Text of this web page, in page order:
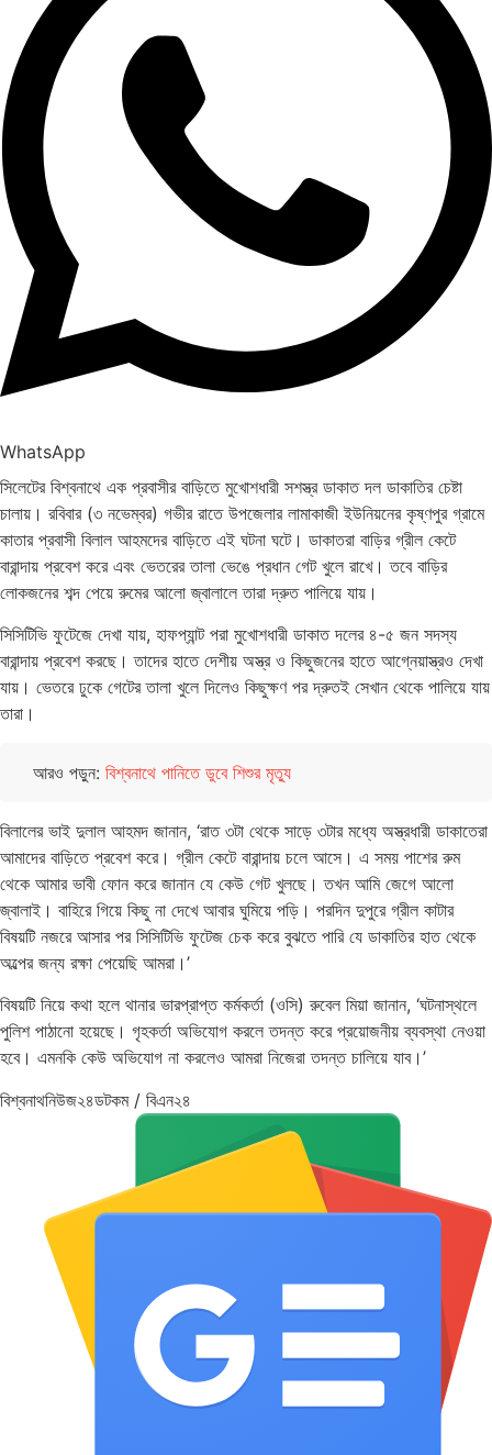
WhatsApp
সিলেটের বিশ্বনাথে এক প্রবাসীর বাড়িতে মুখোশধারী সশস্ত্র ডাকাত দল ডাকাতির চেষ্টা
চালায়। রবিবার (৩ নভেম্বর) গভীর রাতে উপজেলার লামাকাজী ইউনিয়নের কৃষ্ণপুর গ্রামে
কাতার প্রবাসী বিলাল আহমদের বাড়িতে এই ঘটনা ঘটে। ডাকাতরা বাড়ির গ্রীল কেটে
বারান্দায় প্রবেশ করে এবং ভেতরের তালা ভেঙে প্রধান গেট খুলে রাখে। তবে বাড়ির
লোকজনের শব্দ পেয়ে রুমের আলো জ্বালালে তারা দ্রুত পালিয়ে যায়।
সিসিটিভি ফুটেজে দেখা যায়, হাফপ্যান্ট পরা মুখোশধারী ডাকাত দলের ৪-৫ জন সদস্য
বারান্দায় প্রবেশ করছে। তাদের হাতে দেশীয় অস্ত্র ও কিছুজনের হাতে আগ্নেয়াস্ত্রও দেখা
যায়। ভেতরে ঢুকে গেটের তালা খুলে দিলেও কিছুক্ষণ পর দ্রুতই সেখান থেকে পালিয়ে যায়
তারা।
আরও পড়ুন: বিশ্বনাথে পানিতে ডুবে শিশুর মৃত্যু
বিলালের ভাই দুলাল আহমদ জানান, ‘রাত ৩টা থেকে সাড়ে ৩টার মধ্যে অস্ত্রধারী ডাকাতেরা
আমাদের বাড়িতে প্রবেশ করে। গ্রীল কেটে বারান্দায় চলে আসে। এ সময় পাশের রুম
থেকে আমার ভাবী ফোন করে জানান যে কেউ গেট খুলছে। তখন আমি জেগে আলো
জ্বালাই। বাহিরে গিয়ে কিছু না দেখে আবার ঘুমিয়ে পড়ি। পরদিন দুপুরে গ্রীল কাটার
বিষয়টি নজরে আসার পর সিসিটিভি ফুটেজ চেক করে বুঝতে পারি যে ডাকাতির হাত থেকে
অল্পের জন্য রক্ষা পেয়েছি আমরা।’
বিষয়টি নিয়ে কথা হলে থানার ভারপ্রাপ্ত কর্মকর্তা (ওসি) রুবেল মিয়া জানান, ‘ঘটনাস্থলে
পুলিশ পাঠানো হয়েছে। গৃহকর্তা অভিযোগ করলে তদন্ত করে প্রয়োজনীয় ব্যবস্থা নেওয়া
হবে। এমনকি কেউ অভিযোগ না করলেও আমরা নিজেরা তদন্ত চালিয়ে যাব।’
বিশ্বনাথনিউজ২৪ডটকম / বিএন২৪